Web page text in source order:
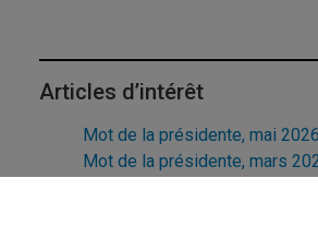
Articles d’intérêt
Mot de la présidente, mai 2026
Mot de la présidente, mars